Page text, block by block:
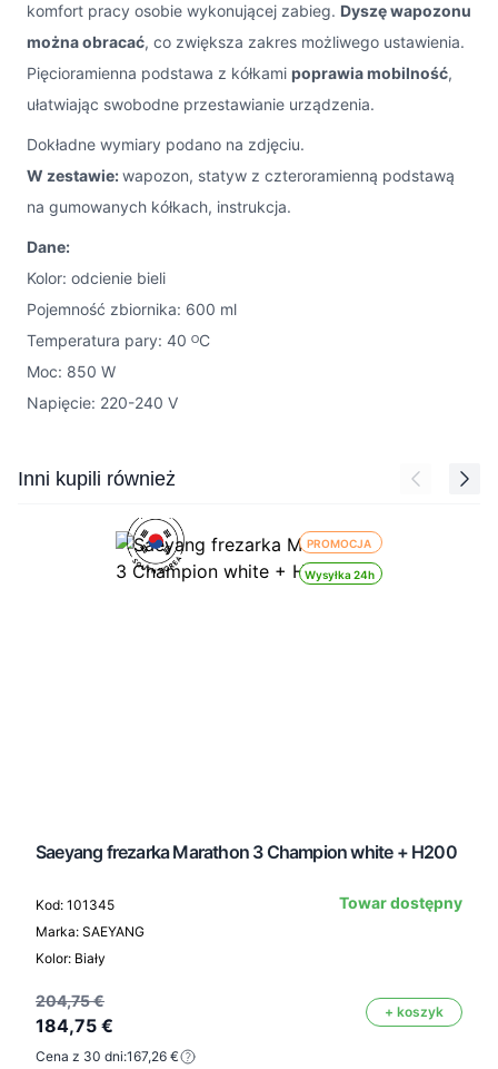
komfort pracy osobie wykonującej zabieg. Dyszę wapozonu
można obracać, co zwiększa zakres możliwego ustawienia.
Pięcioramienna podstawa z kółkami poprawia mobilność,
ułatwiając swobodne przestawianie urządzenia.
Dokładne wymiary podano na zdjęciu.
W zestawie:wapozon, statyw z czteroramienną podstawą
na gumowanych kółkach, instrukcja.
Dane:
Kolor: odcienie bieli
Pojemność zbiornika: 600 ml
Temperatura pary: 40 ᴼC
Moc: 850 W
Napięcie: 220-240 V
Press to skip carousel
Inni kupili również
PROMOCJA
Wysyłka 24h
Saeyang frezarka Marathon 3 Champion white + H200
Kod: 101345
Marka: SAEYANG
Kolor: Biały
Towar dostępny
204,75 €
184,75 €
+ koszyk
Cena z 30 dni:167,26 €